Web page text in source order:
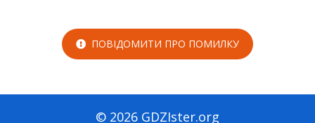
ПОВІДОМИТИ ПРО ПОМИЛКУ
© 2026 GDZIster.org